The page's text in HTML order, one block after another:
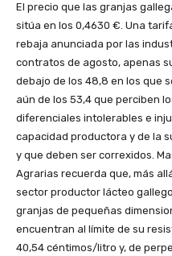
El precio que las granjas
sitúa en los 0,4630 €. Una
rebaja anunciada por las
contratos de agosto, apenas
debajo de los 48,8 en los que
aún de los 53,4 que perciben
diferenciales intolerables e
capacidad productora y de la
y que deben ser correxidos.
Agrarias recuerda que, más
sector productor lácteo
granjas de pequeñas
encuentran al límite de su
40,54 céntimos/litro y, de